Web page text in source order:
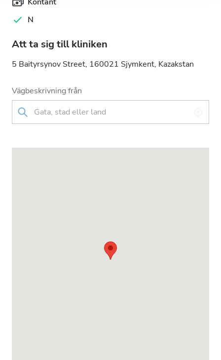
N
Att ta sig till kliniken
5 Baityrsynov Street, 160021 Sjymkent, Kazakstan
Vägbeskrivning från